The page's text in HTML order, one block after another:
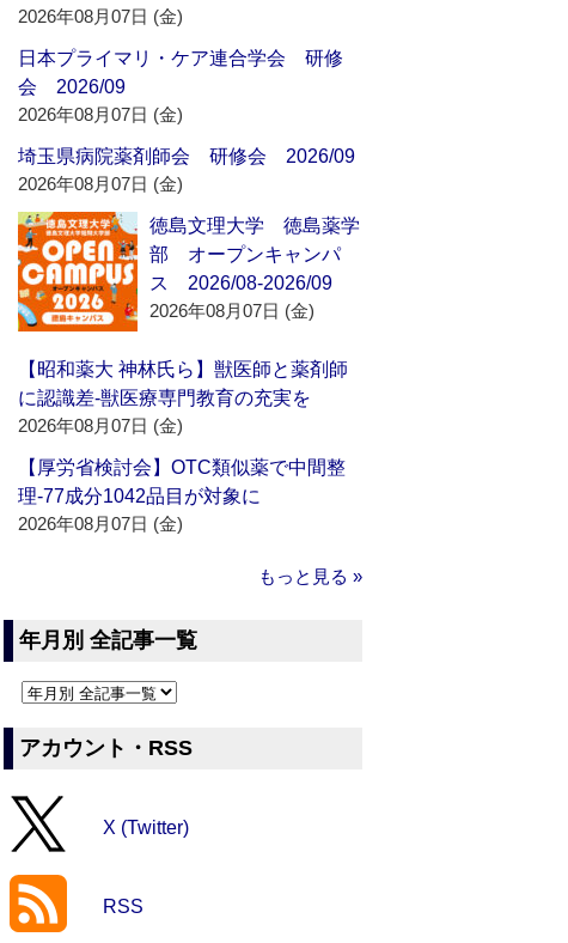
2026年08月07日 (金)
日本プライマリ・ケア連合学会 研修
会 2026/09
2026年08月07日 (金)
埼玉県病院薬剤師会 研修会 2026/09
2026年08月07日 (金)
徳島文理大学 徳島薬学
部 オープンキャンパ
ス 2026/08-2026/09
2026年08月07日 (金)
【昭和薬大 神林氏ら】獣医師と薬剤師
に認識差‐獣医療専門教育の充実を
2026年08月07日 (金)
【厚労省検討会】OTC類似薬で中間整
理‐77成分1042品目が対象に
2026年08月07日 (金)
もっと見る »
年月別 全記事一覧
アカウント・RSS
X (Twitter)
RSS